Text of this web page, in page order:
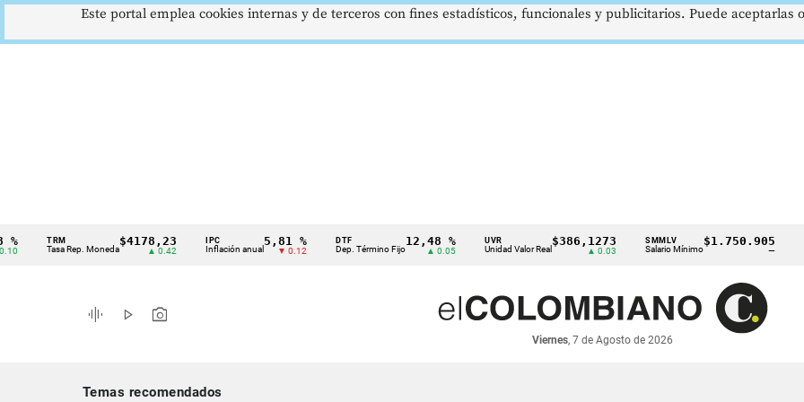
Cintillo
indicadores
económicos
TRM
Tasa Rep. Moneda
$4178,23
▲ 0.42
IPC
Inflación anual
5,81 %
▼ 0.12
DTF
Dep. Término Fijo
12,48 %
▲ 0.05
UVR
Unidad Valor Real
$386,1273
▲ 0.03
SMMLV
Salario Mínimo
$1.750.905 BRENT
Petróleo
graphic_eq play_arrow photo_camera
Viernes, 7 de Agosto de 2026
Temas recomendados
Este portal emplea cookies internas y de terceros con fines estadísticos, funcionales y publicitarios. Puede aceptarlas